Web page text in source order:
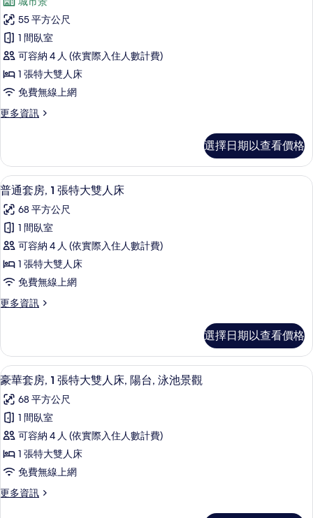
泳
池
(Plunge
Pool)
的
所
片
單
人
床,
私
人
泳
池
(Plunge
Pool)
的
豪
華
客
房,
城
景
邊
間
的
所
有
相
片
55 平方公尺
1 間臥室
可容納 4 人 (依實際入住人數計費)
1 張特大雙人床
免費無線上網
更多資訊
更
客
房,
城
市
景
觀,
邊
間
的
詳
情
選擇日期以查看價格
顯
示
普
通
套
房,
張
大
雙
人
床
的
所
有
相
片
4
普通套房, 1 張特大雙人床
68 平方公尺
1 間臥室
可容納 4 人 (依實際入住人數計費)
1 張特大雙人床
免費無線上網
更多資訊
更
套
房,
1
特
大
雙
人
床
的
詳
情
選擇日期以查看價格
顯
示
豪
華
套
房,
張
豪華套房, 1 張特大雙人床, 陽台, 泳池
5
豪華套房, 1 張特大雙人床, 陽台, 泳池景觀
68 平方公尺
1 間臥室
可容納 4 人 (依實際入住人數計費)
1 張特大雙人床
免費無線上網
更多資訊
更